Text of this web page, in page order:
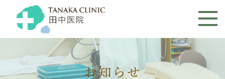
お知らせ